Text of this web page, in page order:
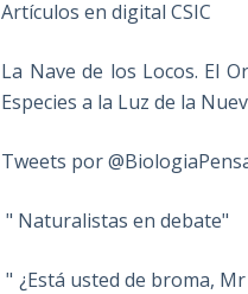
Artículos en digital CSIC
La Nave de los Locos. El
Especies a la Luz de la
Tweets por
" Naturalistas en debate"
" ¿Está usted de broma,